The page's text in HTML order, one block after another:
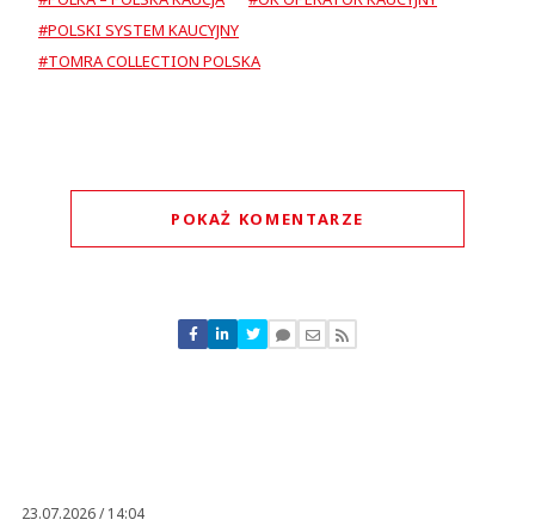
#POLSKI SYSTEM KAUCYJNY
#TOMRA COLLECTION POLSKA
POKAŻ KOMENTARZE
Nie znaleziono komentarzy
Zostaw swoje komentarze
23.07.2026 / 14:04